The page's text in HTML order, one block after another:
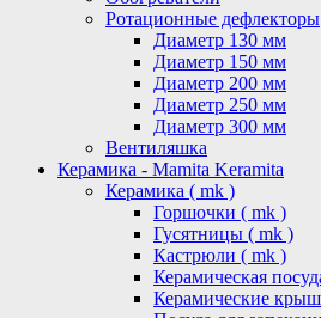
Ротационные дефлекторы
Диаметр 130 мм
Диаметр 150 мм
Диаметр 200 мм
Диаметр 250 мм
Диаметр 300 мм
Вентиляшка
Керамика - Mamita Keramita
Керамика ( mk )
Горшочки ( mk )
Гусятницы ( mk )
Кастрюли ( mk )
Керамическая
Керамические